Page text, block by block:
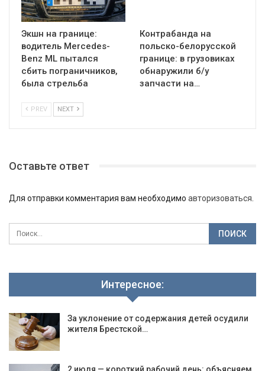
Экшн на границе:
водитель Mercedes-
Benz ML пытался
сбить пограничников,
была стрельба
Контрабанда на
польско-белорусской
границе: в грузовиках
обнаружили б/у
запчасти на…
PREV NEXT
Оставьте ответ
Для отправки комментария вам необходимо авторизоваться
Интересное:
За уклонение от содержания детей осудили
жителя Брестской…
2 июля — короткий рабочий день: объясняем,